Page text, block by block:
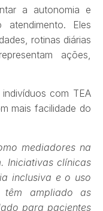
a autonomia e
Eles
rotinas diárias
ações,
com TEA
mais facilidade do
mediadores na
Iniciativas clínicas
inclusiva e o uso
têm ampliado as
para pacientes